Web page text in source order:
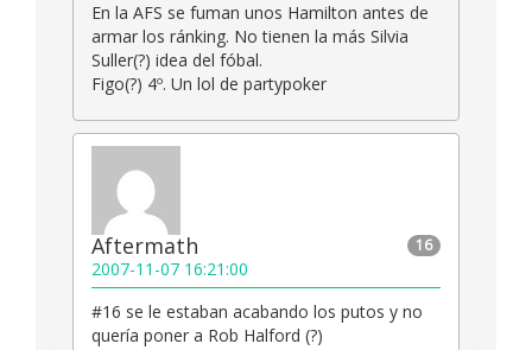
En la AFS se fuman unos Hamilton antes de
armar los ránking. No tienen la más Silvia
Suller(?) idea del fóbal.
Figo(?) 4º. Un lol de partypoker
16
Aftermath
2007-11-07 16:21:00
#16 se le estaban acabando los putos y no
quería poner a Rob Halford (?)